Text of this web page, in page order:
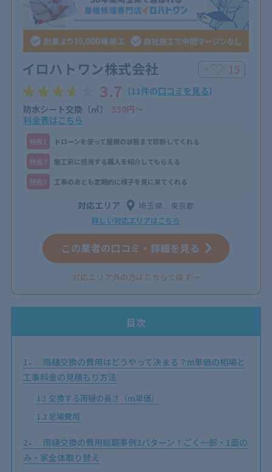
イロハトワン株式会社 ＋ 15
3.7 （11件の口コミを見る）
防水シート交換（㎡）
550円〜
料金表はこちら
特⻑1 ドローンを使って屋根の状態まで診断してくれる
特⻑2 施工前に担当する職人を紹介してもらえる
特⻑3 工事のあとも定期的に様子を見に来てくれる
対応エリア 埼玉県、東京都
詳しい対応エリアはこちら
この業者の口コミ・詳細を見る
対応エリア外の方はこちらで探す→
目次
1
雨樋交換の費用はどうやって決まる？m単価の相場と
工事料金の見積もり方法
1.1 交換する雨樋の長さ（m単価）
1.2足場費用
2
雨樋交換の費用総額事例3パターン！ごく一部・1面の
み・家全体取り替え